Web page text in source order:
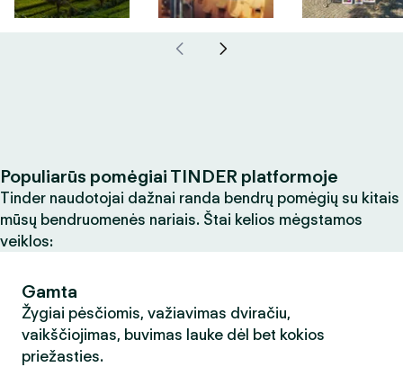
Populiarūs pomėgiai TINDER platformoje
Tinder naudotojai dažnai randa bendrų pomėgių su kitais
mūsų bendruomenės nariais. Štai kelios mėgstamos
veiklos:
Gamta
Žygiai pėsčiomis, važiavimas dviračiu,
vaikščiojimas, buvimas lauke dėl bet kokios
priežasties.